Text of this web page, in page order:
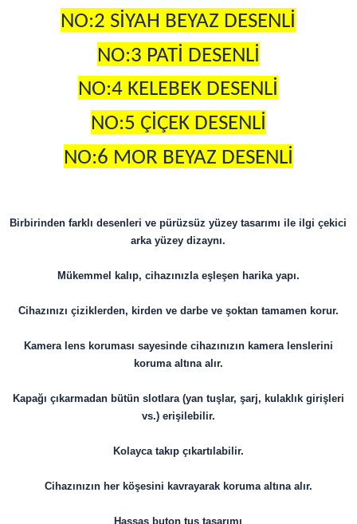
NO:2 SİYAH BEYAZ DESENLİ
NO:3 PATİ DESENLİ
NO:4 KELEBEK DESENLİ
NO:5 ÇİÇEK DESENLİ
NO:6 MOR BEYAZ DESENLİ
Birbirinden farklı desenleri ve pürüzsüz yüzey tasarımı ile ilgi çekici
arka yüzey dizaynı.
Mükemmel kalıp, cihazınızla eşleşen harika yapı.
Cihazınızı çiziklerden, kirden ve darbe ve şoktan tamamen korur.
Kamera lens koruması sayesinde cihazınızın kamera lenslerini
koruma altına alır.
Kapağı çıkarmadan bütün slotlara (yan tuşlar, şarj, kulaklık girişleri
vs.) erişilebilir.
Kolayca takıp çıkartılabilir.
​​​​​​​Cihazınızın her köşesini kavrayarak koruma altına alır.
Hassas buton tuş tasarımı